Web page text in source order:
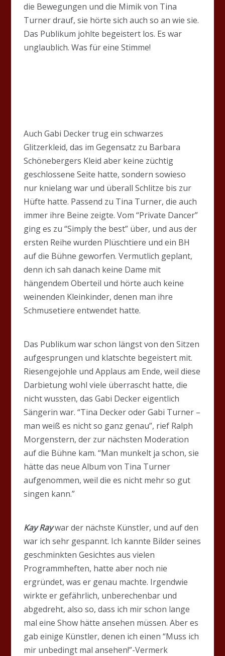
die Bewegungen und die Mimik von Tina
Turner drauf, sie hörte sich auch so an wie sie.
Das Publikum johlte begeistert los. Es war
unglaublich. Was für eine Stimme!
Auch Gabi Decker trug ein schwarzes
Glitzerkleid, das im Gegensatz zu Barbara
Schönebergers Kleid aber keine züchtig
geschlossene Seite hatte, sondern sowieso
nur knielang war und überall Schlitze bis zur
Hüfte hatte. Passend zu Tina Turner, die auch
immer ihre Beine zeigte. Vom “Private Dancer”
ging es zu “Simply the best” über, und aus der
ersten Reihe wurden Plüschtiere und ein BH
auf die Bühne geworfen. Vermutlich geplant,
denn ich sah danach keine Dame mit
hängendem Oberteil und hörte auch keine
weinenden Kleinkinder, denen man ihre
Schmusetiere entwendet hatte.
Das Publikum war schon längst von den Sitzen
aufgesprungen und klatschte begeistert mit.
Riesengejohle und Applaus am Ende, weil diese
Darbietung wohl viele überrascht hatte, die
nicht wussten, das Gabi Decker eigentlich
Sängerin war. “Tina Decker oder Gabi Turner –
man weiß es nicht so ganz genau”, rief Ralph
Morgenstern, der zur nächsten Moderation
auf die Bühne kam. “Man munkelt ja schon, sie
hätte das neue Album von Tina Turner
aufgenommen, weil die es nicht mehr so gut
singen kann.”
Kay Raywar der nächste Künstler, und auf den
war ich sehr gespannt. Ich kannte Bilder seines
geschminkten Gesichtes aus vielen
Programmheften, hatte aber noch nie
ergründet, was er genau machte. Irgendwie
wirkte er gefährlich, unberechenbar und
abgedreht, also so, dass ich mir schon lange
mal eine Show hätte ansehen müssen. Aber es
gab einige Künstler, denen ich einen “Muss ich
mir unbedingt mal ansehen!”-Vermerk